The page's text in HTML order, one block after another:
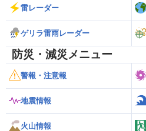
雷レーダー
ゲリラ雷雨レーダー
防災・減災メニュー
警報・注意報
地震情報
火山情報